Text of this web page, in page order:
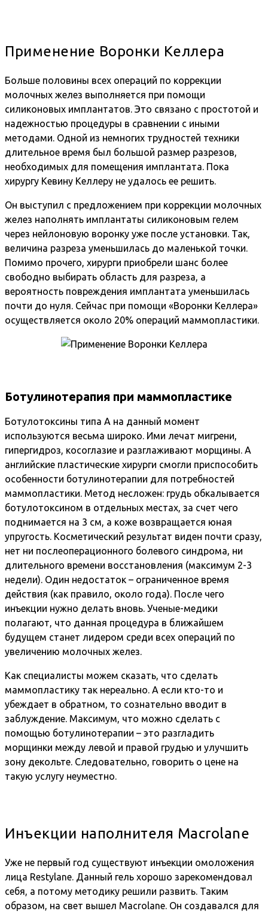
Применение Воронки Келлера
Больше половины всех операций по коррекции
молочных желез выполняется при помощи
силиконовых имплантатов. Это связано с простотой и
надежностью процедуры в сравнении с иными
методами. Одной из немногих трудностей техники
длительное время был большой размер разрезов,
необходимых для помещения имплантата. Пока
хирургу Кевину Келлеру не удалось ее решить.
Он выступил с предложением при коррекции молочных
желез наполнять имплантаты силиконовым гелем
через нейлоновую воронку уже после установки. Так,
величина разреза уменьшилась до маленькой точки.
Помимо прочего, хирурги приобрели шанс более
свободно выбирать область для разреза, а
вероятность повреждения имплантата уменьшилась
почти до нуля. Сейчас при помощи «Воронки Келлера»
осуществляется около 20% операций маммопластики.
Ботулинотерапия при маммопластике
Ботулотоксины типа А на данный момент
используются весьма широко. Ими лечат мигрени,
гипергидроз, косоглазие и разглаживают морщины. А
английские пластические хирурги смогли приспособить
особенности ботулинотерапии для потребностей
маммопластики. Метод несложен: грудь обкалывается
ботулотоксином в отдельных местах, за счет чего
поднимается на 3 см, а коже возвращается юная
упругость. Косметический результат виден почти сразу,
нет ни послеоперационного болевого синдрома, ни
длительного времени восстановления (максимум 2-3
недели). Один недостаток – ограниченное время
действия (как правило, около года). После чего
инъекции нужно делать вновь. Ученые-медики
полагают, что данная процедура в ближайшем
будущем станет лидером среди всех операций по
увеличению молочных желез.
Как специалисты можем сказать, что сделать
маммопластику так нереально. А если кто-то и
убеждает в обратном, то сознательно вводит в
заблуждение. Максимум, что можно сделать с
помощью ботулинотерапии – это разгладить
морщинки между левой и правой грудью и улучшить
зону декольте. Следовательно, говорить о цене на
такую услугу неуместно.
Инъекции наполнителя Macrolane
Уже не первый год существуют инъекции омоложения
лица Restylane. Данный гель хорошо зарекомендовал
себя, а потому методику решили развить. Таким
образом, на свет вышел Macrolane. Он создавался для